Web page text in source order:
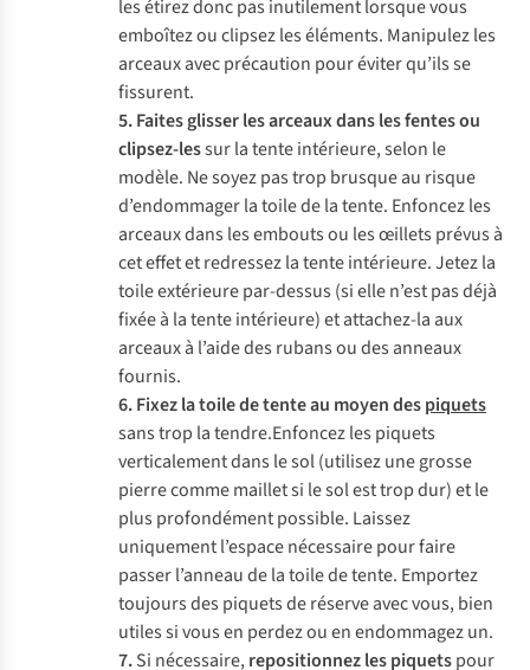
les étirez donc pas inutilement lorsque vous
emboîtez ou clipsez les éléments. Manipulez les
arceaux avec précaution pour éviter qu’ils se
fissurent.
5. Faites glisser les arceaux dans les fentes ou
clipsez-lessur la tente intérieure, selon le
modèle. Ne soyez pas trop brusque au risque
d’endommager la toile de la tente. Enfoncez les
arceaux dans les embouts ou les œillets prévus à
cet effet et redressez la tente intérieure. Jetez la
toile extérieure par-dessus (si elle n’est pas déjà
fixée à la tente intérieure) et attachez-la aux
arceaux à l’aide des rubans ou des anneaux
fournis.
6.Fixez la toile de tente au moyen despiquets
sans trop la tendre.Enfoncez les piquets
verticalement dans le sol (utilisez une grosse
pierre comme maillet si le sol est trop dur) et le
plus profondément possible. Laissez
uniquement l’espace nécessaire pour faire
passer l’anneau de la toile de tente. Emportez
toujours des piquets de réserve avec vous, bien
utiles si vous en perdez ou en endommagez un.
7.Si nécessaire,repositionnez les piquetspour